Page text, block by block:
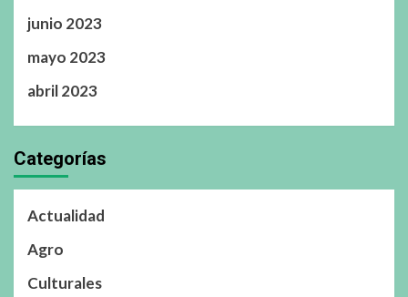
junio 2023
mayo 2023
abril 2023
Categorías
Actualidad
Agro
Culturales